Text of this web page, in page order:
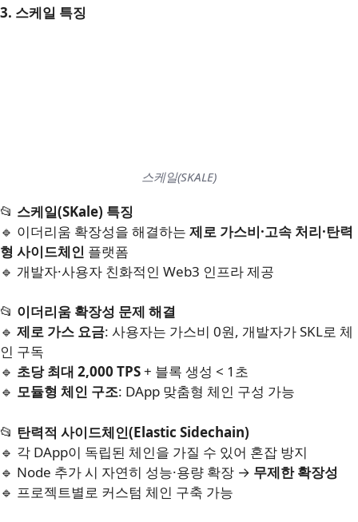
3. 스케일 특징
스케일(SKALE)
📂 스케일(SKale) 특징
🔹 이더리움 확장성을 해결하는 제로 가스비·고속 처리·탄력
형 사이드체인 플랫폼
🔹 개발자·사용자 친화적인 Web3 인프라 제공
📂 이더리움 확장성 문제 해결
🔹 제로 가스 요금: 사용자는 가스비 0원, 개발자가 SKL로 체
인 구독
🔹 초당 최대 2,000 TPS+ 블록 생성 < 1초
🔹 모듈형 체인 구조: DApp 맞춤형 체인 구성 가능
📂 탄력적 사이드체인(Elastic Sidechain)
🔹 각 DApp이 독립된 체인을 가질 수 있어 혼잡 방지
🔹 Node 추가 시 자연히 성능·용량 확장 → 무제한 확장성
🔹 프로젝트별로 커스텀 체인 구축 가능